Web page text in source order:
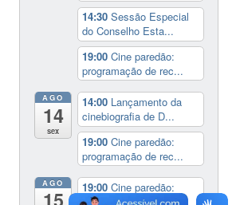
14:30Sessão Especial
do Conselho Esta...
19:00Cine paredão:
programação de rec...
AGO
14
sex
14:00 Lançamento da
cinebiografia de D...
19:00Cine paredão:
programação de rec...
AGO 19:00Cine paredão:
programação de rec...